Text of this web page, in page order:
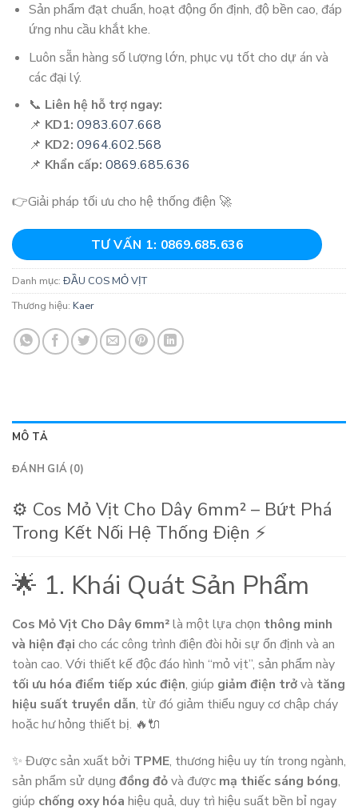
Sản phẩm đạt chuẩn, hoạt động ổn định, độ bền cao, đáp
ứng nhu cầu khắt khe.
Luôn sẵn hàng số lượng lớn, phục vụ tốt cho dự án và
các đại lý.
📞 Liên hệ hỗ trợ ngay:
📌 KD1: 0983.607.668
📌 KD2: 0964.602.568
📌 Khẩn cấp: 0869.685.636
👉Giải pháp tối ưu cho hệ thống điện 🚀
TƯ VẤN 1: 0869.685.636
Danh mục: ĐẦU COS MỎ VỊT
Thương hiệu: Kaer
MÔ TẢ
ĐÁNH GIÁ (0)
⚙️ Cos Mỏ Vịt Cho Dây 6mm² – Bứt Phá
Trong Kết Nối Hệ Thống Điện ⚡
🌟 1. Khái Quát Sản Phẩm
Cos Mỏ Vịt Cho Dây 6mm²là một lựa chọn thông minh
và hiện đại cho các công trình điện đòi hỏi sự ổn định và an
toàn cao. Với thiết kế độc đáo hình “mỏ vịt”, sản phẩm này
tối ưu hóa điểm tiếp xúc điện, giúp giảm điện trởvà tăng
hiệu suất truyền dẫn, từ đó giảm thiểu nguy cơ chập cháy
hoặc hư hỏng thiết bị. 🔥🔌
✨ Được sản xuất bởi TPME, thương hiệu uy tín trong ngành,
sản phẩm sử dụng đồng đỏvà được mạ thiếc sáng bóng,
giúp chống oxy hóa hiệu quả, duy trì hiệu suất bền bỉ ngay